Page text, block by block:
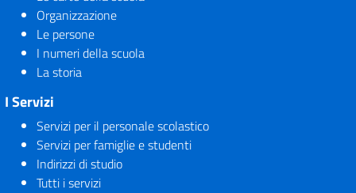
Organizzazione
Le persone
I numeri della scuola
La storia
I Servizi
Servizi per il personale scolastico
Servizi per famiglie e studenti
Indirizzi di studio
Tutti i servizi